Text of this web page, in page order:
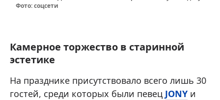
Фото: соцсети
Камерное торжество в старинной
эстетике
На празднике присутствовало всего лишь 30
гостей, среди которых были певец JONY и